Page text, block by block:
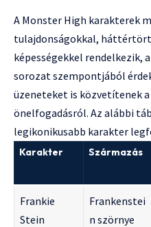
A Monster High karakterek
tulajdonságokkal,
képességekkel rendelkezik,
sorozat szempontjából
üzeneteket is közvetítenek
önelfogadásról. Az alábbi
legikonikusabb karakter
Karakter Származás
Frankie
Stein
Frankenstei
n szörnye